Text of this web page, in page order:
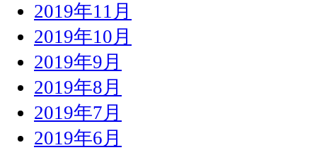
2019年11月
2019年10月
2019年9月
2019年8月
2019年7月
2019年6月